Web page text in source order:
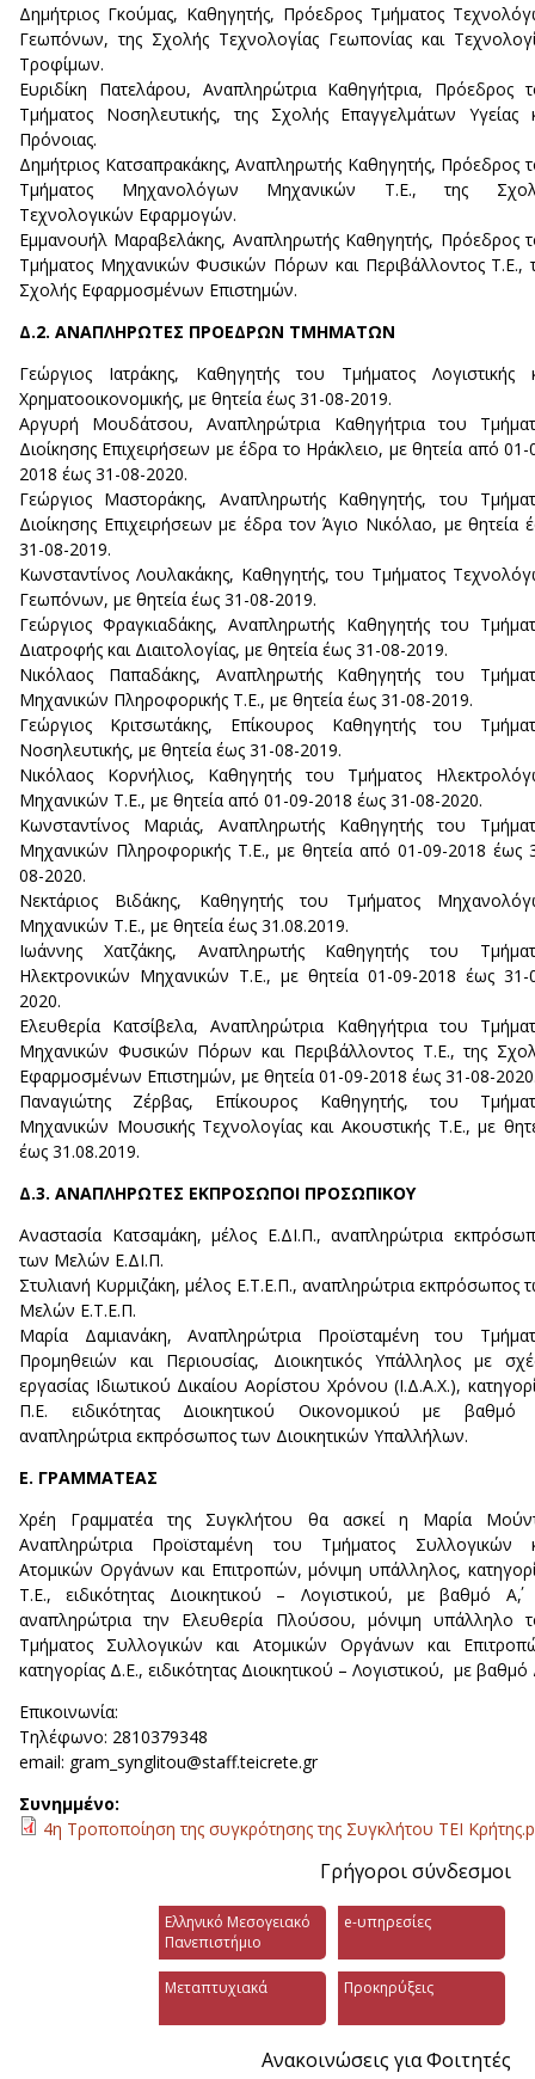
Δημήτριος Γκούμας, Καθηγητής, Πρόεδρος Τμήματος
Γεωπόνων, της Σχολής Τεχνολογίας Γεωπονίας και
Τροφίμων.
Ευριδίκη Πατελάρου, Αναπληρώτρια Καθηγήτρια, Πρόεδρος
Τμήματος Νοσηλευτικής, της Σχολής Επαγγελμάτων Υγείας
Πρόνοιας.
Δημήτριος Κατσαπρακάκης, Αναπληρωτής Καθηγητής, Πρόεδρος
Τμήματος Μηχανολόγων Μηχανικών Τ.Ε., της
Τεχνολογικών Εφαρμογών.
Εμμανουήλ Μαραβελάκης, Αναπληρωτής Καθηγητής, Πρόεδρος
Τμήματος Μηχανικών Φυσικών Πόρων και Περιβάλλοντος T.E.,
Σχολής Εφαρμοσμένων Επιστημών.
Δ.2. ΑΝΑΠΛΗΡΩΤΕΣ ΠΡΟΕΔΡΩΝ ΤΜΗΜΑΤΩΝ
Γεώργιος Ιατράκης, Καθηγητής του Τμήματος Λογιστικής
Χρηματοοικονομικής, με θητεία έως 31-08-2019.
Αργυρή Μουδάτσου, Αναπληρώτρια Καθηγήτρια του
Διοίκησης Επιχειρήσεων με έδρα το Ηράκλειο, με θητεία από 01-
2018 έως 31-08-2020.
Γεώργιος Μαστοράκης, Αναπληρωτής Καθηγητής, του
Διοίκησης Επιχειρήσεων με έδρα τον Άγιο Νικόλαο, με θητεία
31-08-2019.
Κωνσταντίνος Λουλακάκης, Καθηγητής, του Τμήματος
Γεωπόνων, με θητεία έως 31-08-2019.
Γεώργιος Φραγκιαδάκης, Αναπληρωτής Καθηγητής του
Διατροφής και Διαιτολογίας, με θητεία έως 31-08-2019.
Νικόλαος Παπαδάκης, Αναπληρωτής Καθηγητής του
Μηχανικών Πληροφορικής Τ.Ε., με θητεία έως 31-08-2019.
Γεώργιος Κριτσωτάκης, Επίκουρος Καθηγητής του
Νοσηλευτικής, με θητεία έως 31-08-2019.
Νικόλαος Κορνήλιος, Καθηγητής του Τμήματος
Μηχανικών Τ.Ε., με θητεία από 01-09-2018 έως 31-08-2020.
Κωνσταντίνος Μαριάς, Αναπληρωτής Καθηγητής του
Μηχανικών Πληροφορικής Τ.Ε., με θητεία από 01-09-2018 έως
08-2020.
Νεκτάριος Βιδάκης, Καθηγητής του Τμήματος
Μηχανικών Τ.Ε., με θητεία έως 31.08.2019.
Ιωάννης Χατζάκης, Αναπληρωτής Καθηγητής του
Ηλεκτρονικών Μηχανικών Τ.Ε., με θητεία 01-09-2018 έως 31-
2020.
Ελευθερία Κατσίβελα, Αναπληρώτρια Καθηγήτρια του
Μηχανικών Φυσικών Πόρων και Περιβάλλοντος T.E., της
Εφαρμοσμένων Επιστημών, με θητεία 01-09-2018 έως 31-08-
Παναγιώτης Ζέρβας, Επίκουρος Καθηγητής, του
Μηχανικών Μουσικής Τεχνολογίας και Ακουστικής Τ.Ε., με
έως 31.08.2019.
Δ.3. ΑΝΑΠΛΗΡΩΤΕΣ ΕΚΠΡΟΣΩΠΟΙ ΠΡΟΣΩΠΙΚΟΥ
Αναστασία Κατσαμάκη, μέλος Ε.ΔΙ.Π., αναπληρώτρια
των Μελών Ε.ΔΙ.Π.
Στυλιανή Κυρμιζάκη, μέλος Ε.Τ.Ε.Π., αναπληρώτρια εκπρόσωπος
Μελών Ε.Τ.Ε.Π.
Μαρία Δαμιανάκη, Αναπληρώτρια Προϊσταμένη του
Προμηθειών και Περιουσίας, Διοικητικός Υπάλληλος με
εργασίας Ιδιωτικού Δικαίου Αορίστου Χρόνου (Ι.Δ.Α.Χ.),
Π.Ε. ειδικότητας Διοικητικού Οικονομικού με βαθμό
αναπληρώτρια εκπρόσωπος των Διοικητικών Υπαλλήλων.
Ε. ΓΡΑΜΜΑΤΕΑΣ
Χρέη Γραμματέα της Συγκλήτου θα ασκεί η Μαρία
Αναπληρώτρια Προϊσταμένη του Τμήματος Συλλογικών
Ατομικών Οργάνων και Επιτροπών, μόνιμη υπάλληλος,
Τ.Ε., ειδικότητας Διοικητικού – Λογιστικού, με βαθμό Α΄,
αναπληρώτρια την Ελευθερία Πλούσου, μόνιμη υπάλληλο
Τμήματος Συλλογικών και Ατομικών Οργάνων και
κατηγορίας Δ.Ε., ειδικότητας Διοικητικού – Λογιστικού, με βαθμό
Επικοινωνία:
Τηλέφωνο: 2810379348
email: gram_synglitou@staff.teicrete.gr
Συνημμένο:
4η Τροποποίηση της συγκρότησης της Συγκλήτου ΤΕΙ
Γρήγοροι σύνδεσμοι
Ελληνικό Μεσογειακό
Πανεπιστήμιο
e-υπηρεσίες
Μεταπτυχιακά Προκηρύξεις
Ανακοινώσεις για Φοιτητές